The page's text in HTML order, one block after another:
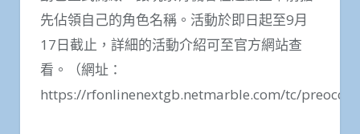
先佔領自己的角色名稱。活動於即日起至9月
17日截止，詳細的活動介紹可至官方網站查
看。（網址：
https://rfonlinenextgb.netmarble.com/tc/